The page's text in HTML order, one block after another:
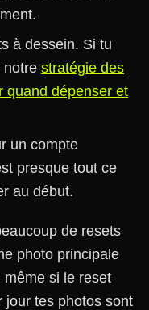
à dessein. Si tu
notre stratégie des
quand dépenser et
un compte
presque tout ce
au début.
de resets
photo principale
si le reset
jour tes photos sont